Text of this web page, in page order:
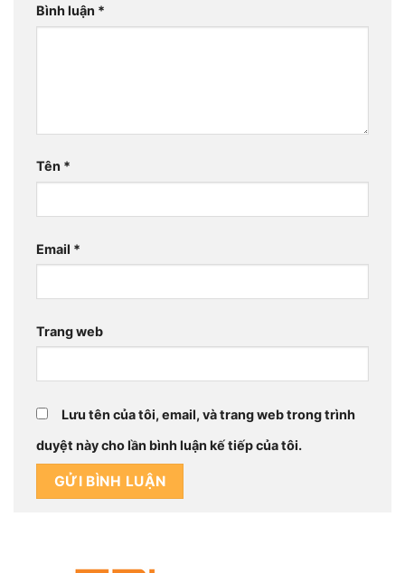
Bình luận *
Tên *
Email *
Trang web
Lưu tên của tôi, email, và trang web trong trình
duyệt này cho lần bình luận kế tiếp của tôi.